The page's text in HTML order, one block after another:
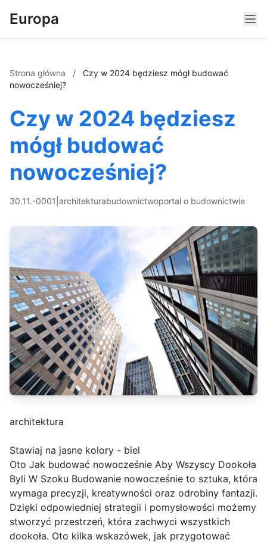
Europa
Strona główna /
Czy w 2024 będziesz mógł budować
nowocześniej?
Czy w 2024 będziesz
mógł budować
nowocześniej?
30.11.-0001 architekturabudownictwoportal o budownictwie
architektura
Stawiaj na jasne kolory - biel
Oto Jak budować nowocześnie Aby Wszyscy Dookoła
Byli W Szoku Budowanie nowocześnie to sztuka, która
wymaga precyzji, kreatywności oraz odrobiny fantazji.
Dzięki odpowiedniej strategii i pomysłowości możemy
stworzyć przestrzeń, która zachwyci wszystkich
dookoła. Oto kilka wskazówek, jak przygotować